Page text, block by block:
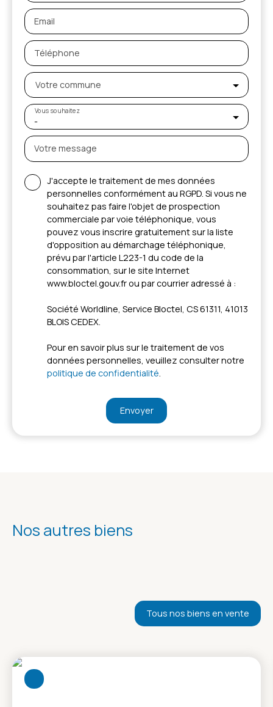
Email
Téléphone
Votre commune
-
Vous souhaitez
Votre message
J'accepte le traitement de mes données
personnelles conformément au RGPD. Si vous ne
souhaitez pas faire l'objet de prospection
commerciale par voie téléphonique, vous
pouvez vous inscrire gratuitement sur la liste
d'opposition au démarchage téléphonique,
prévu par l'article L223-1 du code de la
consommation, sur le site Internet
www.bloctel.gouv.fr ou par courrier adressé à :
Société Worldline, Service Bloctel, CS 61311, 41013
BLOIS CEDEX.
Pour en savoir plus sur le traitement de vos
données personnelles, veuillez consulter notre
politique de confidentialité
Envoyer
Nos autres biens
Tous nos biens en vente